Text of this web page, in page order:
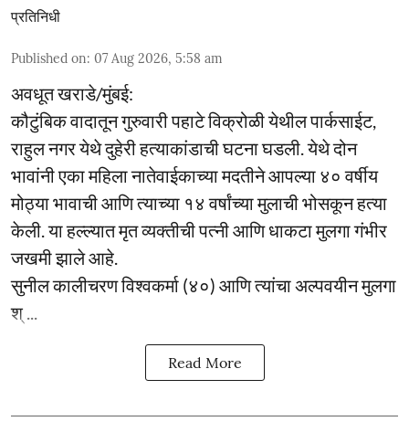
प्रतिनिधी
Published on: 07 Aug 2026, 5:58 am
अवधूत खराडे/मुंबई:
कौटुंबिक वादातून गुरुवारी पहाटे विक्रोळी येथील पार्कसाईट,
राहुल नगर येथे दुहेरी हत्याकांडाची घटना घडली. येथे दोन
भावांनी एका महिला नातेवाईकाच्या मदतीने आपल्या ४० वर्षीय
मोठ्या भावाची आणि त्याच्या १४ वर्षांच्या मुलाची भोसकून हत्या
केली. या हल्ल्यात मृत व्यक्तीची पत्नी आणि धाकटा मुलगा गंभीर
जखमी झाले आहे.
सुनील कालीचरण विश्वकर्मा (४०) आणि त्यांचा अल्पवयीन मुलगा
श् ...
Read More